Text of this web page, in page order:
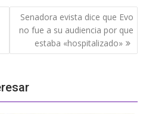
Senadora evista dice que Evo
no fue a su audiencia por que
estaba «hospitalizado»